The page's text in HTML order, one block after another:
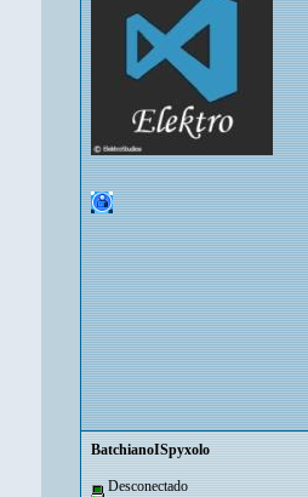
BatchianoISpyxolo
Desconectado